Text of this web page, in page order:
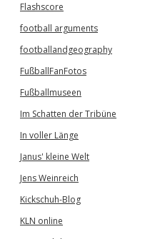
Flashscore
football arguments
footballandgeography
FußballFanFotos
Fußballmuseen
Im Schatten der Tribüne
In voller Länge
Janus' kleine Welt
Jens Weinreich
Kickschuh-Blog
KLN online